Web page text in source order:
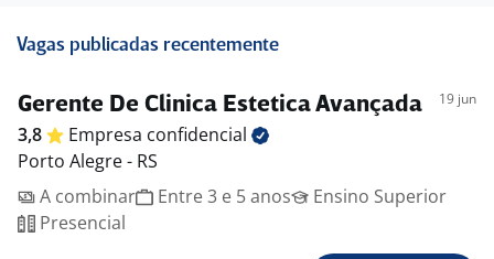
Vagas publicadas recentemente
Gerente De Clinica Estetica Avançada 19 jun
3,8 Empresa confidencial
Porto Alegre - RS
A combinar
Entre 3 e 5 anos
Ensino Superior
Presencial